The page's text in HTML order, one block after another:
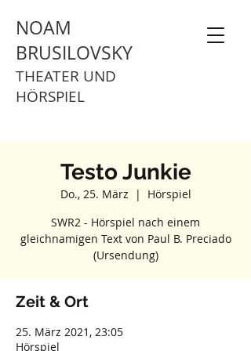
NOAM
BRUSILOVSKY
THEATER UND
HÖRSPIEL
Testo Junkie
Do., 25. März
  |
Hörspiel
SWR2 - Hörspiel nach einem
gleichnamigen Text von Paul B. Preciado
(Ursendung)
Zeit & Ort
25. März 2021, 23:05
Hörspiel